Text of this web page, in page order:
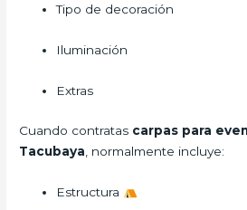
Tipo de decoración
Iluminación
Extras
Cuando contratas carpas para
Tacubaya, normalmente incluye:
Estructura